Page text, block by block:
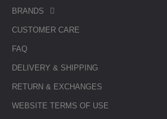
BRANDS
CUSTOMER CARE
FAQ
DELIVERY & SHIPPING
RETURN & EXCHANGES
WEBSITE TERMS OF USE